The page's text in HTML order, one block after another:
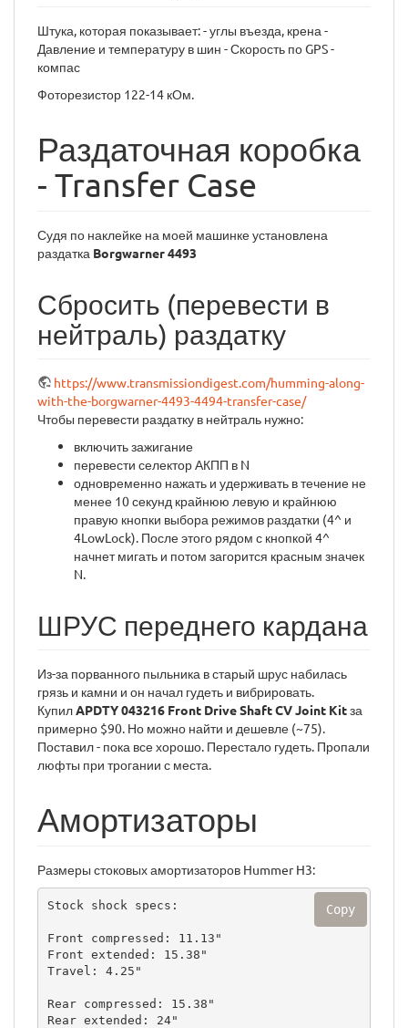
Штука, которая показывает: - углы въезда, крена -
Давление и температуру в шин - Скорость по GPS -
компас
Фоторезистор 122-14 кОм.
Раздаточная коробка
- Transfer Case
Судя по наклейке на моей машинке установлена
раздатка Borgwarner 4493
Сбросить (перевести в
нейтраль) раздатку
https://www.transmissiondigest.com/humming-along-
with-the-borgwarner-4493-4494-transfer-case/
Чтобы перевести раздатку в нейтраль нужно:
включить зажигание
перевести селектор АКПП в N
одновременно нажать и удерживать в течение не
менее 10 секунд крайнюю левую и крайнюю
правую кнопки выбора режимов раздатки (4^ и
4LowLock). После этого рядом с кнопкой 4^
начнет мигать и потом загорится красным значек
N.
ШРУС переднего кардана
Из-за порванного пыльника в старый шрус набилась
грязь и камни и он начал гудеть и вибрировать.
КупилAPDTY 043216 Front Drive Shaft CV Joint Kitза
примерно $90. Но можно найти и дешевле (~75).
Поставил - пока все хорошо. Перестало гудеть. Пропали
люфты при трогании с места.
Амортизаторы
Размеры стоковых амортизаторов Hummer H3:
Stock shock specs:
Front compressed: 11.13"
Front extended: 15.38"
Travel: 4.25"
Rear compressed: 15.38"
Rear extended: 24"
Copy